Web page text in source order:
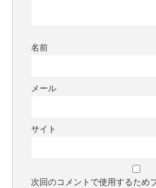
名前
メール
サイト
次回のコメントで使用するため